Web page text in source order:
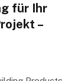
für Ihr
–